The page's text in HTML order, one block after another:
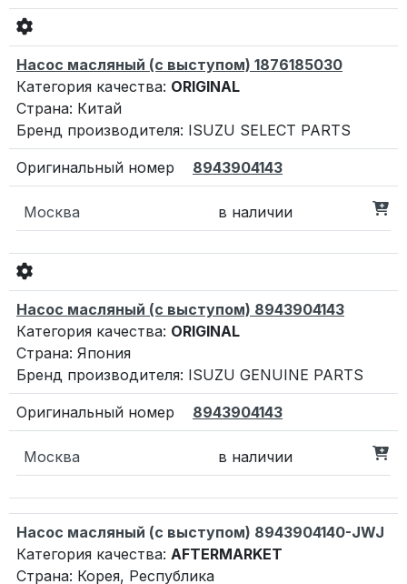
Насос масляный (с выступом) 1876185030
Категория качества: ORIGINAL
Страна: Китай
Бренд производителя: ISUZU SELECT PARTS
8943904143
Москва в наличии
Насос масляный (с выступом) 8943904143
Категория качества: ORIGINAL
Страна: Япония
Бренд производителя: ISUZU GENUINE PARTS
8943904143
Москва в наличии
Насос масляный (с выступом) 8943904140-JWJ
Категория качества: AFTERMARKET
Страна: Корея, Республика